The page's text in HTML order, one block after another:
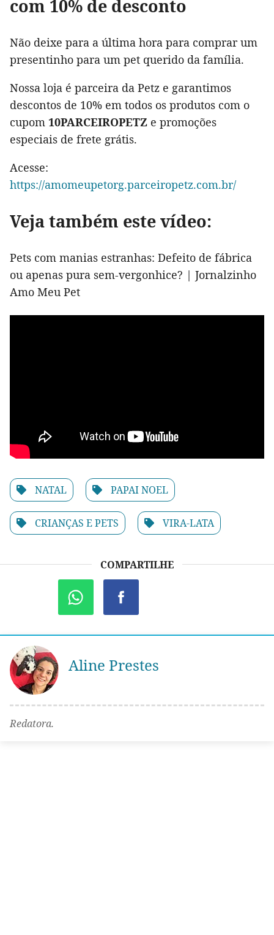
com 10% de desconto
Não deixe para a última hora para comprar um
presentinho para um pet querido da família.
Nossa loja é parceira da Petz e garantimos
descontos de 10% em todos os produtos com o
cupom 10PARCEIROPETZ e promoções
especiais de frete grátis.
Acesse:
https://amomeupetorg.parceiropetz.com.br/
Veja também este vídeo:
Pets com manias estranhas: Defeito de fábrica
ou apenas pura sem-vergonhice? | Jornalzinho
Amo Meu Pet
NATAL PAPAI NOEL
CRIANÇAS E PETS VIRA-LATA
COMPARTILHE
Aline Prestes
Redatora.